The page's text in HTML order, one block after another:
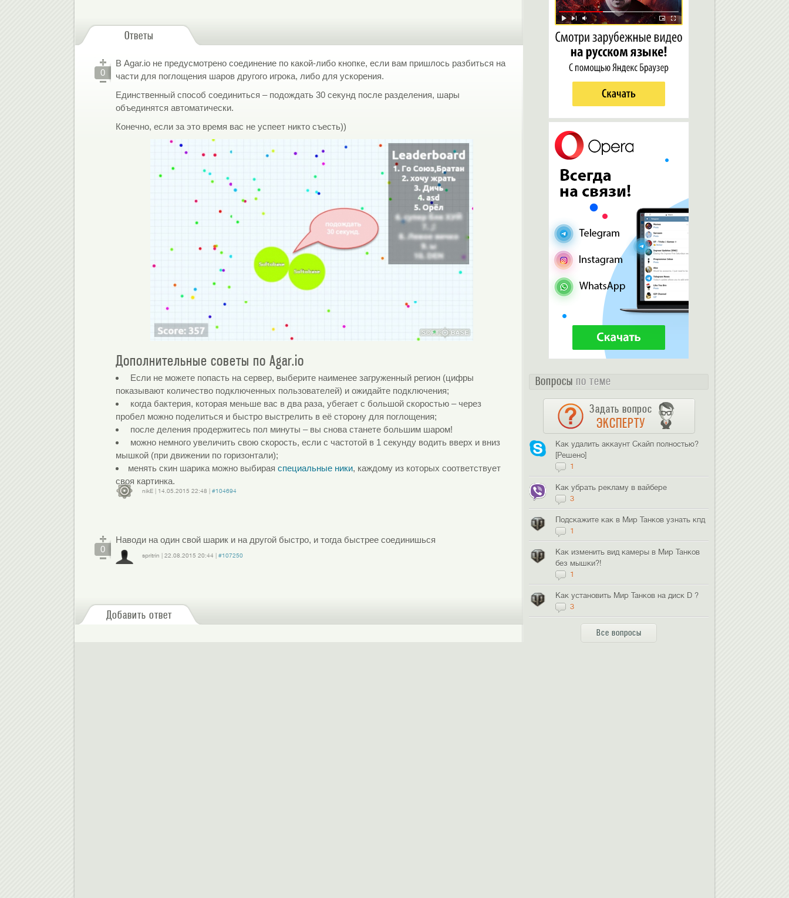
Ответы
0
В Agar.io не предусмотрено соединение по какой-либо кнопке, если вам пришлось разбиться на
части для поглощения шаров другого игрока, либо для ускорения.
Единственный способ соединиться – подождать 30 секунд после разделения, шары
объединятся автоматически.
Конечно, если за это время вас не успеет никто съесть))
Дополнительные советы по Agar.io
Если не можете попасть на сервер, выберите наименее загруженный регион (цифры
показывают количество подключенных пользователей) и ожидайте подключения;
когда бактерия, которая меньше вас в два раза, убегает с большой скоростью – через
пробел можно поделиться и быстро выстрелить в её сторону для поглощения;
после деления продержитесь пол минуты – вы снова станете большим шаром!
можно немного увеличить свою скорость, если с частотой в 1 секунду водить вверх и вниз
мышкой (при движении по горизонтали);
менять скин шарика можно выбирая специальные ники, каждому из которых соответствует
своя картинка.
nikE| 14.05.2015 22:48
#104694
0
Наводи на один свой шарик и на другой быстро, и тогда быстрее соединишься
spritrin 22.08.2015 20:44
#107250
Добавить ответ
Вопросы по теме
Задать вопрос
ЭКСПЕРТУ
Как удалить аккаунт Скайп полностью?
[Решено]
1
Как убрать рекламу в вайбере
3
Подскажите как в Мир Танков узнать кпд
1
Как изменить вид камеры в Мир Танков
без мышки?!
1
Как установить Мир Танков на диск D ?
3
Все вопросы